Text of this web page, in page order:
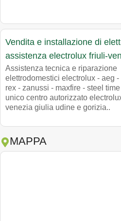
Vendita e installazione di
assistenza electrolux friuli-
Assistenza tecnica e riparazione
elettrodomestici electrolux - aeg -
rex - zanussi - maxfire - steel
unico centro autorizzato
venezia giulia udine e gorizia..
MAPPA